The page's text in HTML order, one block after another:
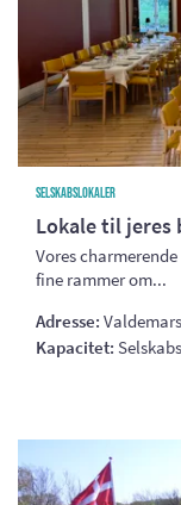
Selskabslokaler
Lokale til jeres
Vores
fine rammer om...
Adresse:
Kapacitet: